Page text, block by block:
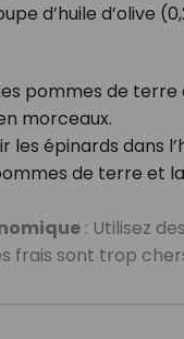
d’huile d’olive
pommes de terre
morceaux.
les épinards dans
de terre et
: Utilisez
frais sont trop